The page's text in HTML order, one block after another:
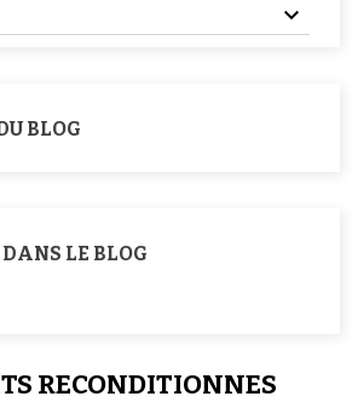
BLOG
LE BLOG
RECONDITIONNES